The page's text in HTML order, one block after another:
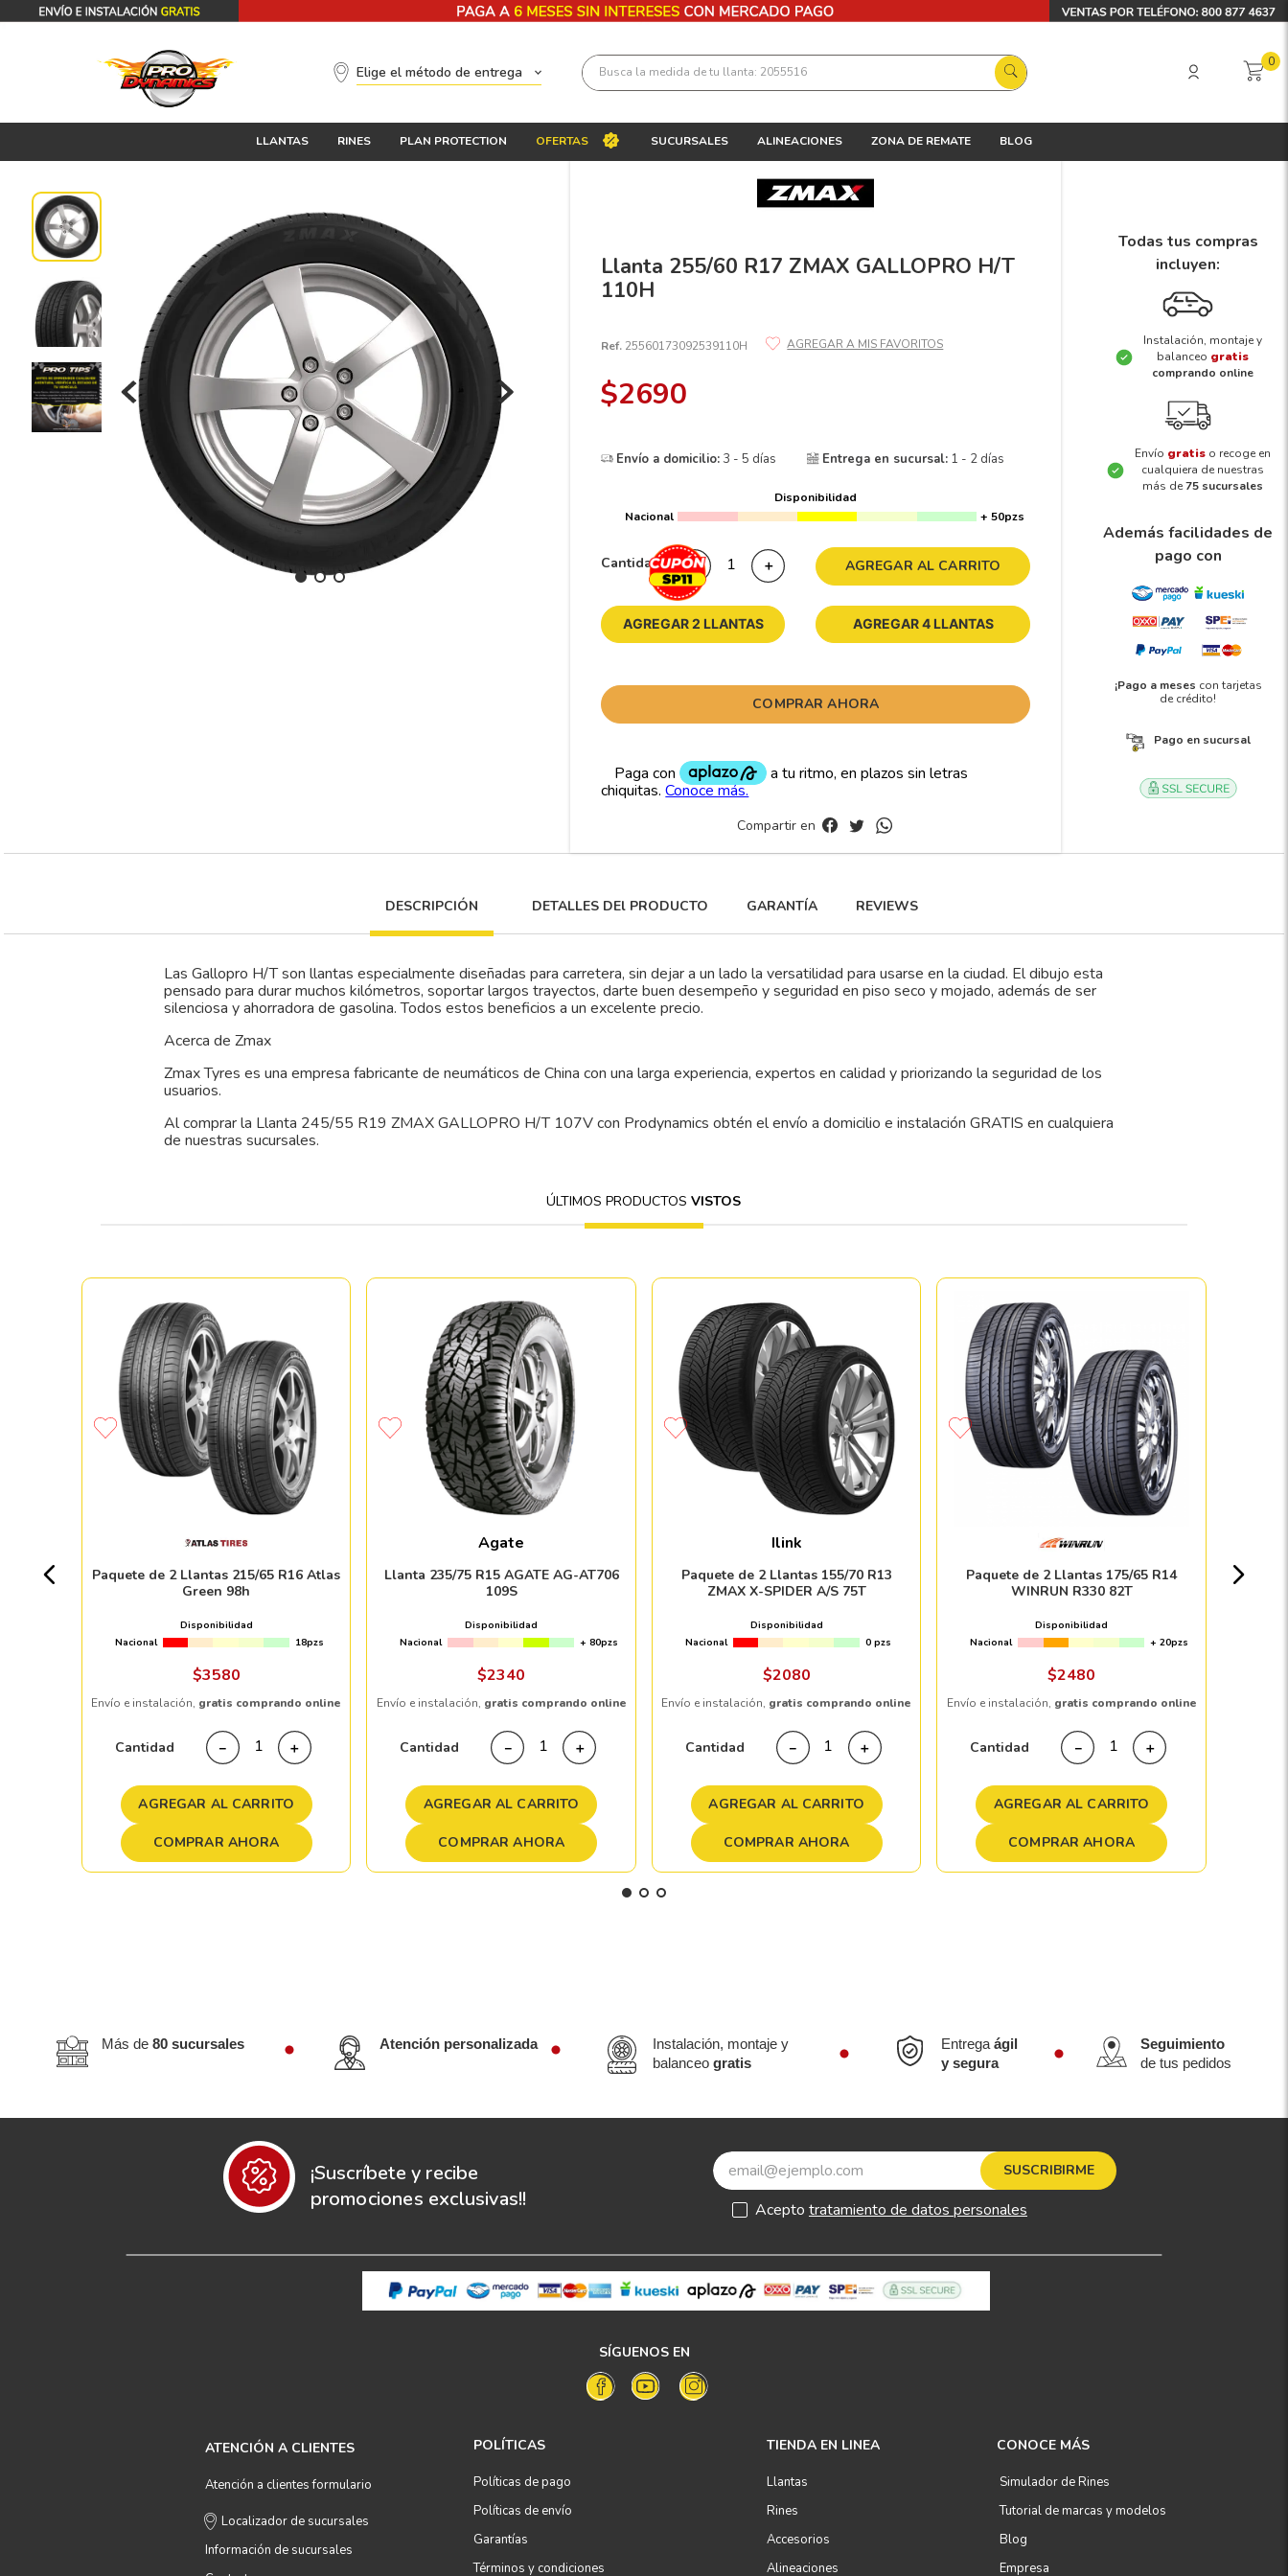
Elige el método de entrega Busca la medida de tu llanta: 2055516 0
LLANTAS RINES PLAN PROTECTION OFERTAS SUCURSALES ALINEACIONES ZONA DE REMATE BLOG
Llanta 255/60 R17 ZMAX GALLOPRO H/T
110H
Ref. 25560173092539110H
$2690
Envío a domicilio:3 - 5 días Entrega en sucursal: 1 - 2 días
Disponibilidad
Nacional
+ 50pzs
Cantidad ＋
－ AGREGAR AL CARRITO
AGREGAR 2 LLANTAS AGREGAR 4 LLANTAS
COMPRAR AHORA
Compartir en
Todas tus compras
incluyen:
Instalación, montaje y
balanceo gratis
comprando online
Envío gratis o recoge en
cualquiera de nuestras
más de75 sucursales
Además facilidades de
pago con
¡Pago a meses con tarjetas
de crédito!
Pago en sucursal
DESCRIPCIÓN DETALLES DEl PRODUCTO GARANTÍA REVIEWS
Las Gallopro H/T son llantas especialmente diseñadas para carretera, sin dejar a un lado la versatilidad para usarse en la ciudad. El dibujo esta
pensado para durar muchos kilómetros, soportar largos trayectos, darte buen desempeño y seguridad en piso seco y mojado, además de ser
silenciosa y ahorradora de gasolina. Todos estos beneficios a un excelente precio.
Acerca de Zmax
Zmax Tyres es una empresa fabricante de neumáticos de China con una larga experiencia, expertos en calidad y priorizando la seguridad de los
usuarios.
Al comprar la Llanta 245/55 R19 ZMAX GALLOPRO H/T 107V con Prodynamics obtén el envío a domicilio e instalación GRATIS en cualquiera
de nuestras sucursales.
ÚLTIMOS PRODUCTOSVISTOS
Paquete de 2 Llantas 215/65 R16 Atlas
Green 98h
Disponibilidad
Nacional
18pzs
$3580
Envío e instalación, gratis comprando online
Cantidad ＋
－
AGREGAR AL CARRITO
COMPRAR AHORA
Agate
Llanta 235/75 R15 AGATE AG-AT706
109S
Disponibilidad
Nacional
+ 80pzs
$2340
Envío e instalación, gratis comprando online
Cantidad ＋
－
AGREGAR AL CARRITO
COMPRAR AHORA
Ilink
Paquete de 2 Llantas 155/70 R13
ZMAX X-SPIDER A/S 75T
Disponibilidad
Nacional
0 pzs
$2080
Envío e instalación, gratis comprando online
Cantidad ＋
－
AGREGAR AL CARRITO
COMPRAR AHORA
Paquete de 2 Llantas 175/65 R14
WINRUN R330 82T
Disponibilidad
Nacional
+ 20pzs
$2480
Envío e instalación, gratis comprando online
Cantidad ＋
－
AGREGAR AL CARRITO
COMPRAR AHORA
Más de 80 sucursales Atención personalizada
Instalación, montaje y
balanceogratis
Entregaágil
y segura
Seguimiento
de tus pedidos
¡Suscríbete y recibe
promociones exclusivas!!
SUSCRIBIRME
Acepto tratamiento de datos personales
SÍGUENOS EN
ATENCIÓN A CLIENTES
Atención a clientes formulario
Localizador de sucursales
Información de sucursales
POLÍTICAS
Políticas de pago
Políticas de envío
Garantías
Términos y condiciones
TIENDA EN LINEA
Llantas
Rines
Accesorios
Alineaciones
CONOCE MÁS
Simulador de Rines
Tutorial de marcas y modelos
Blog
Empresa
Términos más buscados
195 65 15